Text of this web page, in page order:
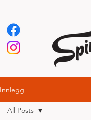
Innlegg
All Posts